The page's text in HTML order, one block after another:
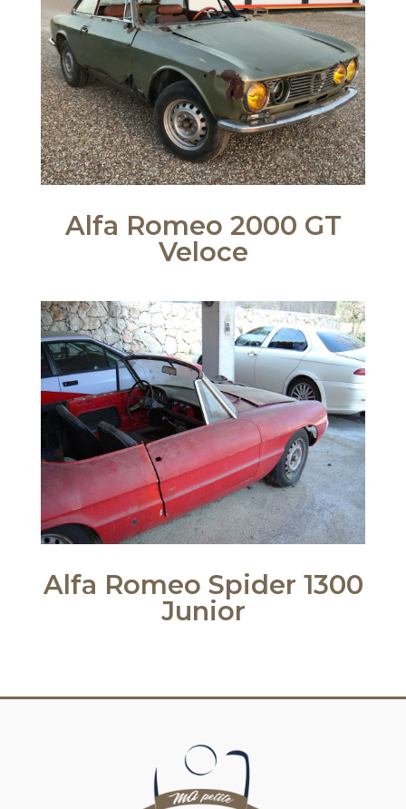
Alfa Romeo 2000 GT
Veloce
Alfa Romeo Spider 1300
Junior